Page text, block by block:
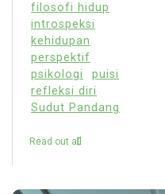
filosofi hidup
introspeksi
kehidupan
perspektif
psikologi
puisi
refleksi diri
Sudut Pandang
Read out all